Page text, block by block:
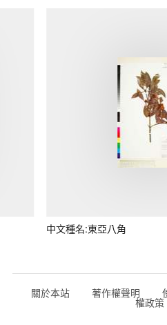
中文種名:東亞八角
關於本站 著作權聲明
權政策